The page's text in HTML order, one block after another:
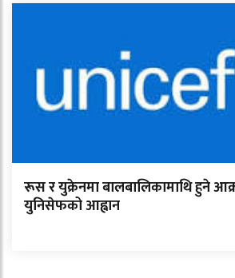
रूस र युक्रेनमा बालबालिकामाथि हुने
युनिसेफको आह्वान